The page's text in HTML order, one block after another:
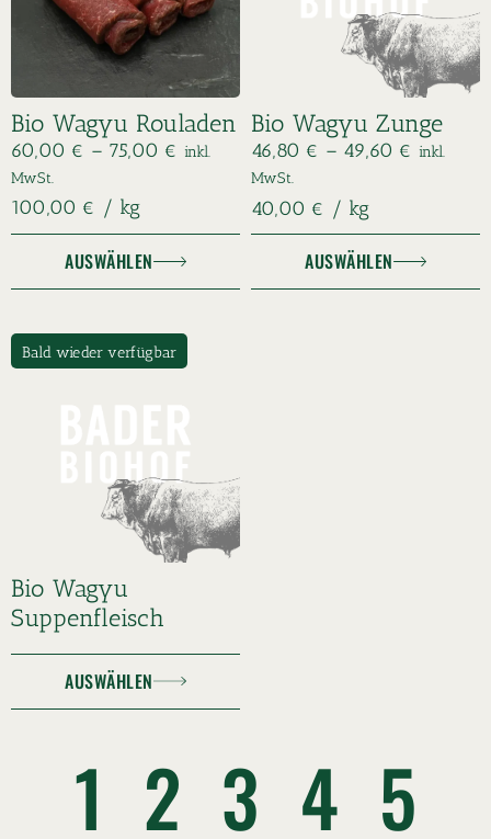
Bio Wagyu Rouladen
60,00 € – 75,00 € inkl.
MwSt.
100,00 € / kg
AUSWÄHLEN
Bio Wagyu Zunge
46,80 € – 49,60 € inkl.
MwSt.
40,00 € / kg
AUSWÄHLEN
Bald wieder verfügbar
Bio Wagyu
Suppenfleisch
AUSWÄHLEN
1 2 3 4 5